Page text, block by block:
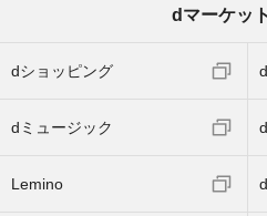
dマーケッ
dショッピング
dミュージック
Lemino